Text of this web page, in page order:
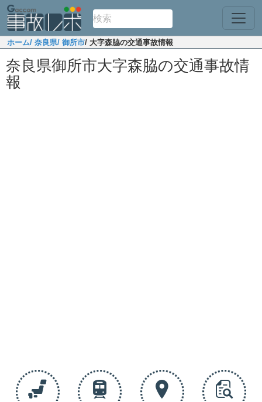
ホーム/ 奈良県/ 御所市/ 大字森脇の交通事故情報
奈良県御所市大字森脇の交通事故情
報